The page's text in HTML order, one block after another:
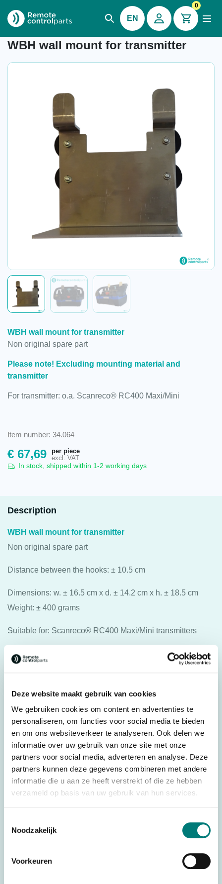
Deze website maakt gebruik van cookies
We gebruiken cookies om content en advertenties te
personaliseren, om functies voor social media te bieden
en om ons websiteverkeer te analyseren. Ook delen we
informatie over uw gebruik van onze site met onze
partners voor social media, adverteren en analyse. Deze
partners kunnen deze gegevens combineren met andere
informatie die u aan ze heeft verstrekt of die ze hebben
verzameld op basis van uw gebruik van hun services.
Noodzakelijk
Voorkeuren
EN
0
Item number: 34.064
WBH wall mount for transmitter
WBH wall mount for transmitter
Non original spare part
Please note! Excluding mounting material and
transmitter
For transmitter: o.a. Scanreco® RC400 Maxi/Mini
Item number: 34.064
€ 67,69
per piece
excl. VAT
In stock, shipped within 1-2 working days
Description
WBH wall mount for transmitter
Non original spare part
Distance between the hooks: ± 10.5 cm
Dimensions: w. ± 16.5 cm x d. ± 14.2 cm x h. ± 18.5 cm
Weight: ± 400 grams
Suitable for: Scanreco® RC400 Maxi/Mini transmitters
Please note! Excluding mounting material and
For transmitter: o.a. Scanreco® RC400 Maxi/Mini
Specifications
Weight
0,400 kg
Dimensions
14,2 × 16,5 × 18,5 cm
Brands
Scanreco®/Palfinger®, WBH®
/ RCP®
Country of Origin